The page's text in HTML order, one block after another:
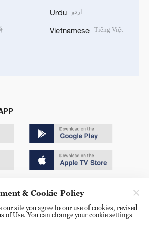
Urdu اردو
Vietnamese Tiếng Việt
号
& Cookie Policy
site you agree to our use of cookies, revised
of Use. You can change your cookie settings